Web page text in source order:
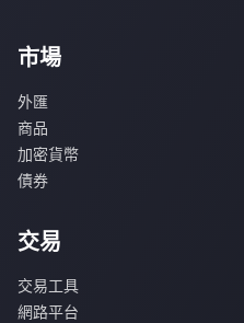
市場
外匯
商品
加密貨幣
債券
交易
交易工具
網路平台